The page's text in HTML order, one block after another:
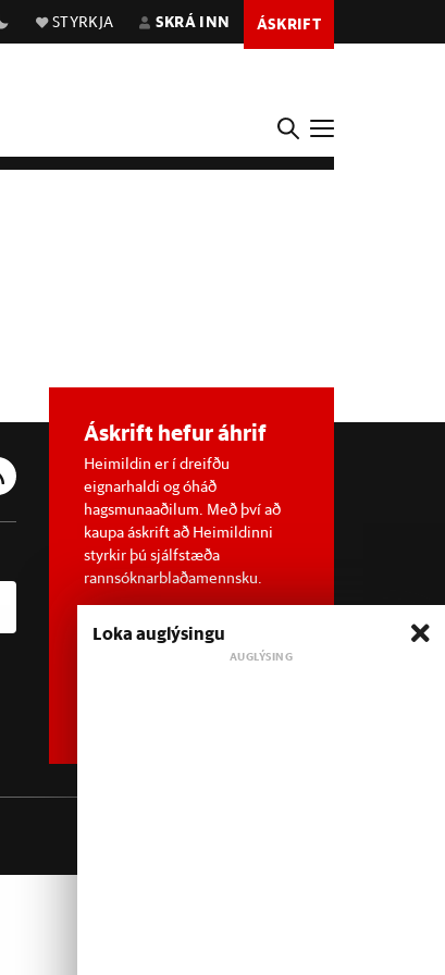
STYRKJA SKRÁ INN ÁSKRIFT
Áskrift hefur áhrif
Heimildin er í dreifðu
eignarhaldi og óháð
hagsmunaaðilum. Með því að
kaupa áskrift að Heimildinni
styrkir þú sjálfstæða
rannsóknarblaðamennsku.
Loka auglýsingu